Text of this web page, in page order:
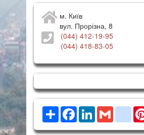
м. Київ
вул. Прорізна, 8
(044) 412-19-95
(044) 418-83-05
РесурсFacebook
LinkedInGmail